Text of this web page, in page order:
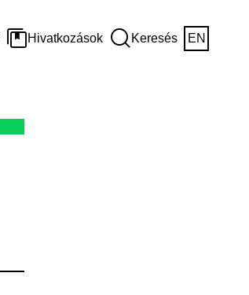
Hivatkozások Keresés EN